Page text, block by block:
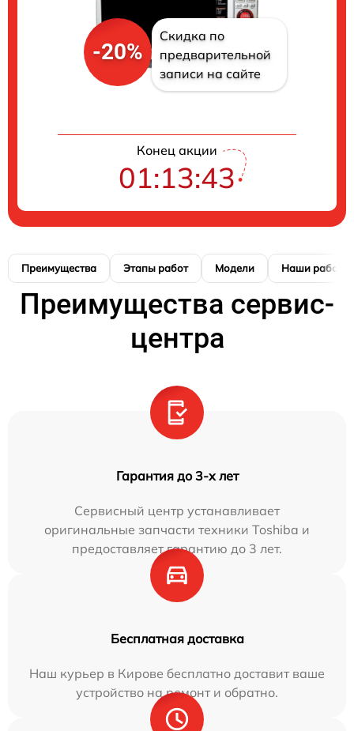
-20%
Скидка по
предварительной
записи на сайте
Конец акции
01:13:42
Преимущества Этапы работ Модели Наши работы
Преимущества сервис-
центра
Гарантия до 3-х лет
Сервисный центр устанавливает
оригинальные запчасти техники Toshiba и
предоставляет гарантию до 3 лет.
Бесплатная доставка
Наш курьер в Кирове бесплатно доставит ваше
устройство на ремонт и обратно.